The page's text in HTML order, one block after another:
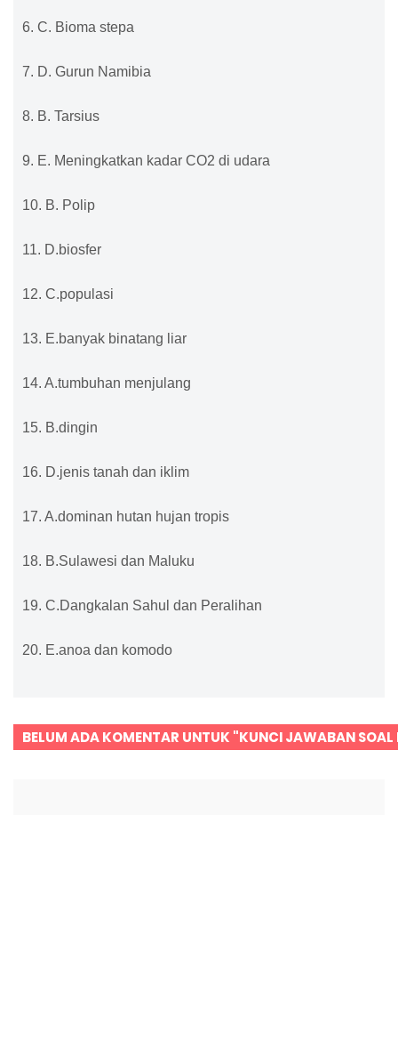
6. C. Bioma stepa
7. D. Gurun Namibia
8. B. Tarsius
9. E. Meningkatkan kadar CO2 di udara
10. B. Polip
11. D.biosfer
12. C.populasi
13. E.banyak binatang liar
14. A.tumbuhan menjulang
15. B.dingin
16. D.jenis tanah dan iklim
17. A.dominan hutan hujan tropis
18. B.Sulawesi dan Maluku
19. C.Dangkalan Sahul dan Peralihan
20. E.anoa dan komodo
BELUM ADA KOMENTAR UNTUK "KUNCI JAWABAN SOAL